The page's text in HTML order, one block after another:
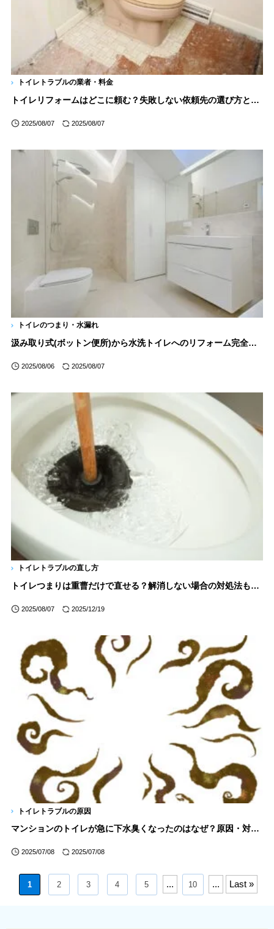
トイレトラブルの業者・料金
トイレリフォームはどこに頼む？失敗しない依頼先の選び方と費用相場
2025/08/07 2025/08/07
トイレのつまり・水漏れ
汲み取り式(ボットン便所)から水洗トイレへのリフォーム完全ガイド！工事費用や流れ【安く済ませるコツも】
2025/08/06 2025/08/07
トイレトラブルの直し方
トイレつまりは重曹だけで直せる？解消しない場合の対処法も解説
2025/08/07 2025/12/19
トイレトラブルの原因
マンションのトイレが急に下水臭くなったのはなぜ？原因・対処法を徹底解説
2025/07/08 2025/07/08
1 2 3 4 5 ... 10 ... Last »